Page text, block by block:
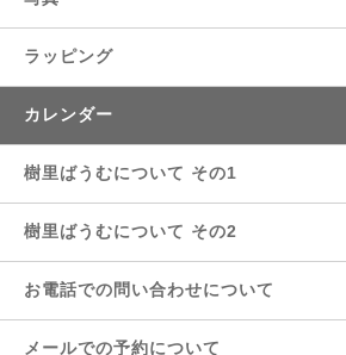
ラッピング
カレンダー
樹里ばうむについて その1
樹里ばうむについて その2
お電話での問い合わせについて
メールでの予約について